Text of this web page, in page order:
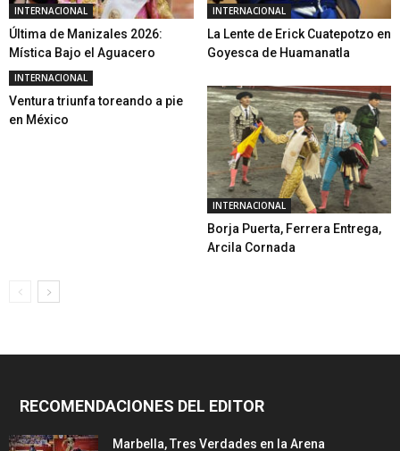
INTERNACIONAL
Última de Manizales 2026:
Mística Bajo el Aguacero
INTERNACIONAL
La Lente de Erick Cuatepotzo en
Goyesca de Huamanatla
INTERNACIONAL
Ventura triunfa toreando a pie
en México
INTERNACIONAL
Borja Puerta, Ferrera Entrega,
Arcila Cornada
RECOMENDACIONES DEL EDITOR
Marbella, Tres Verdades en la Arena